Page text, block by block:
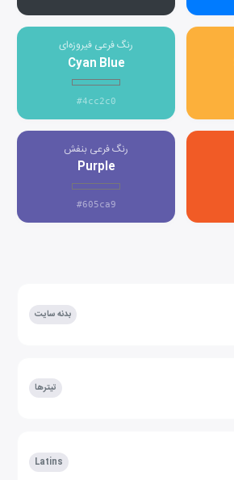
رنگ فرعی فیروزه‌ای
Cyan Blue
#4cc2c0
رنگ فرعی بنفش
Purple
#605ca9
بدنه سایت
تیترها
Latins